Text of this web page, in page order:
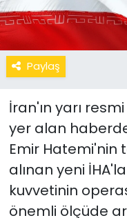
Paylaş
İran'ın yarı
yer alan
Emir Hatemi'nin
alınan yeni
kuvvetinin
önemli ölçüde